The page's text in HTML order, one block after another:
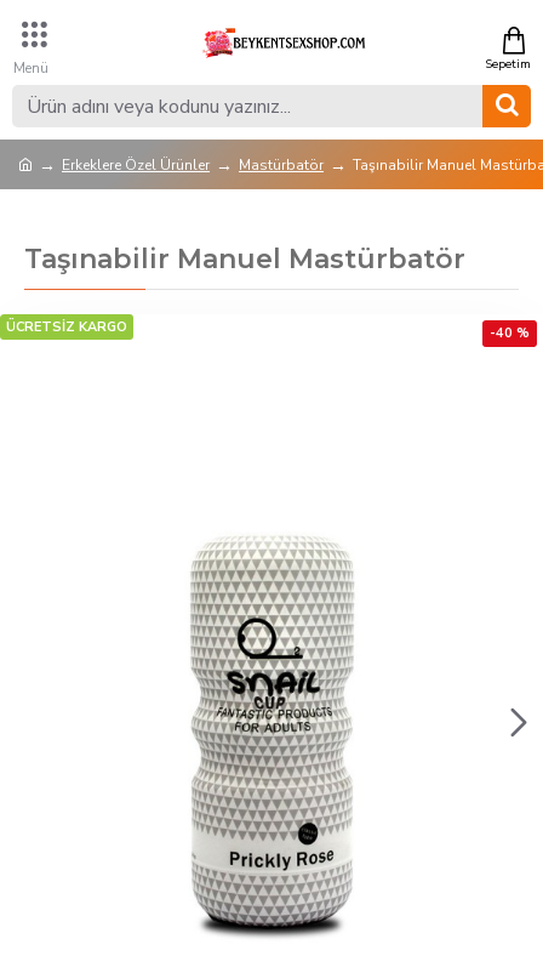
Erkeklere Özel Ürünler Mastürbatör Taşınabilir Manuel
Taşınabilir Manuel Mastürbatör
ÜCRETSİZ KARGO -40 %